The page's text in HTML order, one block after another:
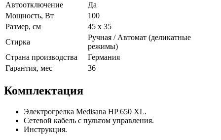
Автоотключение
Да
Мощность, Вт
100
Размер, см
45 х 35
Стирка
Ручная / Автомат (деликатные
режимы)
Страна производства
Германия
Гарантия, мес
36
Комплектация
Электрогрелка Medisana HP 650 XL.
Сетевой кабель с пультом управления.
Инструкция.